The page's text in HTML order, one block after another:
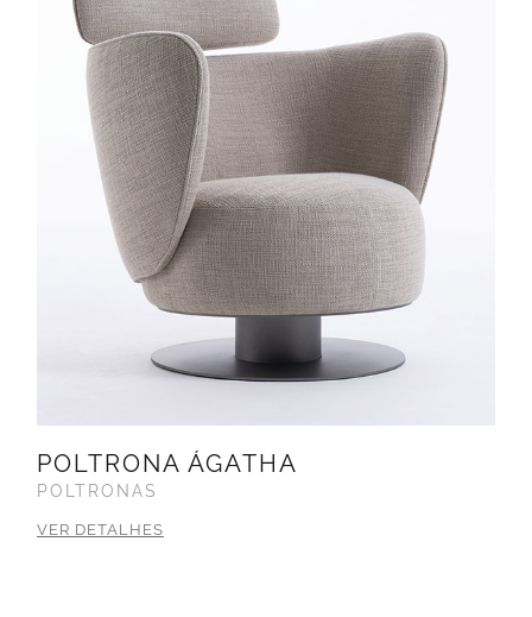
POLTRONA ÁGATHA
POLTRONAS
VER DETALHES